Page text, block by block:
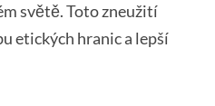
světě. Toto zneužití
etických hranic a lepší